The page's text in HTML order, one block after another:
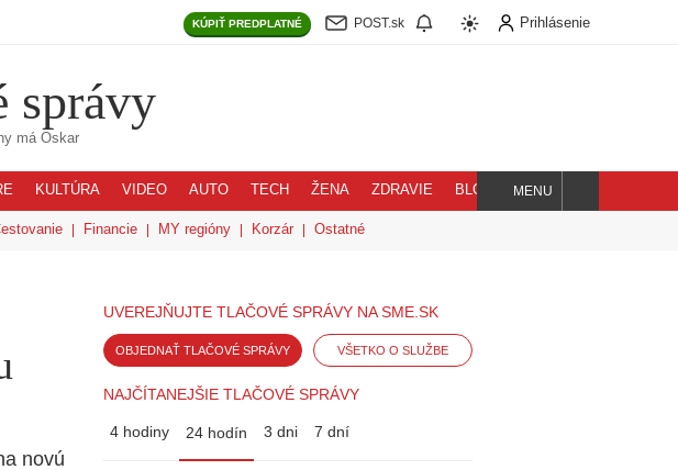
KÚPIŤ PREDPLATNÉ POST.sk Prihlásenie
správy
má Oskar
KULTÚRA VIDEO AUTO TECH ŽENA ZDRAVIE BLOG
Hľadaj
MENU
Financie MY regióny Korzár Ostatné
novú
UVEREJŇUJTE TLAČOVÉ SPRÁVY NA SME.SK
OBJEDNAŤ TLAČOVÉ SPRÁVY VŠETKO O SLUŽBE
NAJČÍTANEJŠIE TLAČOVÉ SPRÁVY
4 hodiny 24 hodín 3 dni 7 dní